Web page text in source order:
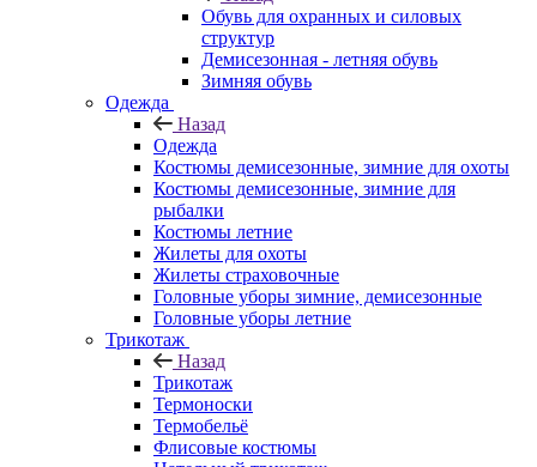
Обувь для охранных и силовых
структур
Демисезонная - летняя обувь
Зимняя обувь
Одежда
Назад
Одежда
Костюмы демисезонные, зимние для охоты
Костюмы демисезонные, зимние для
рыбалки
Костюмы летние
Жилеты для охоты
Жилеты страховочные
Головные уборы зимние, демисезонные
Головные уборы летние
Трикотаж
Назад
Трикотаж
Термоноски
Термобельё
Флисовые костюмы